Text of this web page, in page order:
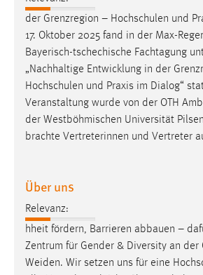
der Grenzregion – Hochschulen und
17. Oktober 2025 fand in der Max-
Bayerisch-tschechische Fachtagung
„Nachhaltige Entwicklung in der
Hochschulen und Praxis im Dialog“
Veranstaltung wurde von der OTH
der Westböhmischen Universität
brachte Vertreterinnen und Vertreter
Über uns
Relevanz:
hheit fördern, Barrieren abbauen –
Zentrum für Gender & Diversity an der
Weiden . Wir setzen uns für eine